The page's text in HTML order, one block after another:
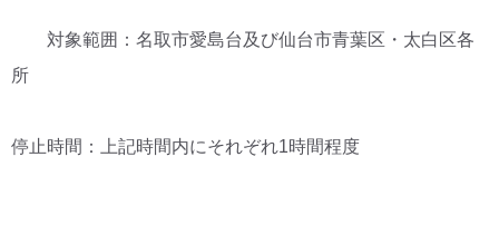
対象範囲：名取市愛島台及び仙台市青葉区・太白区各
所
停止時間：上記時間内にそれぞれ1時間程度